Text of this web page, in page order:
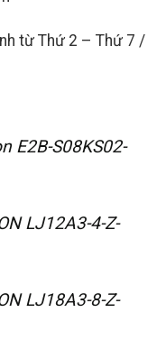
từ Thứ 2 – Thứ 7 /
E2B-S08KS02-
LJ12A3-4-Z-
LJ18A3-8-Z-